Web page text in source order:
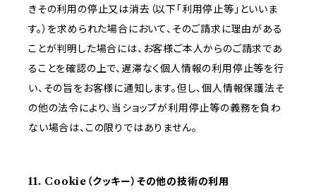
きその利用の停止又は消去（以下「利用停止等」といいま
す。）を求められた場合において、そのご請求に理由がある
ことが判明した場合には、お客様ご本人からのご請求であ
ることを確認の上で、遅滞なく個人情報の利用停止等を行
い、その旨をお客様に通知します。但し、個人情報保護法そ
の他の法令により、当ショップが利用停止等の義務を負わ
ない場合は、この限りではありません。
11. Cookie（クッキー）その他の技術の利用